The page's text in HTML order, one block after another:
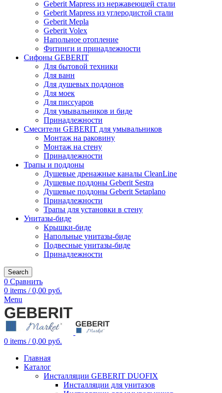
Geberit Mapress из нержавеющей стали
Geberit Mapress из углеродистой стали
Geberit Mepla
Geberit Volex
Напольное отопление
Фитинги и принадлежности
Сифоны GEBERIT
Для бытовой техники
Для ванн
Для душевых поддонов
Для моек
Для писсуаров
Для умывальников и биде
Принадлежности
Смесители GEBERIT для умывальников
Монтаж на раковину
Монтаж на стену
Принадлежности
Трапы и поддоны
Душевые дренажные каналы CleanLine
Душевые поддоны Geberit Sestra
Душевые поддоны Geberit Setaplano
Принадлежности
Трапы для установки в стену
Унитазы-биде
Крышки-биде
Напольные унитазы-биде
Подвесные унитазы-биде
Принадлежности
Search
0 Сравнить
0 items / 0,00 руб.
Menu
0 items / 0,00 руб.
Главная
Каталог
Инсталляции GEBERIT DUOFIX
Инсталляции для унитазов